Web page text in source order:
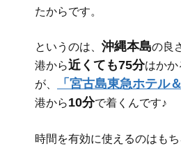
たからです。
というのは、 沖縄本島の良
港から近くても75分はかか
が、
「宮古島東急ホテル
港から10分で着くんです♪
時間を有効に使えるのはも